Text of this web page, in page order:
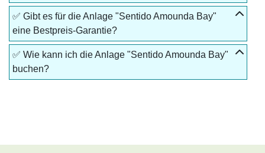
✅ Gibt es für die Anlage "Sentido Amounda Bay"
eine Bestpreis-Garantie?
✅ Wie kann ich die Anlage "Sentido Amounda Bay"
buchen?